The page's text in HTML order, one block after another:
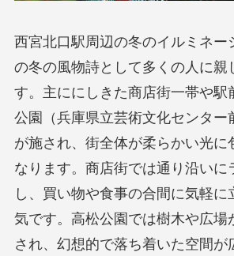
西宮北口駅周辺の冬のイルミネー
の冬の風物詩として多くの人に親
す。主ににしきた商店街一帯や駅
公園（兵庫県立芸術文化センター
が施され、街全体が柔らかい光に
なります。商店街では通り沿いに
し、買い物や食事の合間に気軽に
気です。高松公園では樹木や広場
され、幻想的で落ち着いた空間が